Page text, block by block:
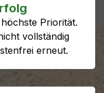
Priorität.
vollständig
erneut.